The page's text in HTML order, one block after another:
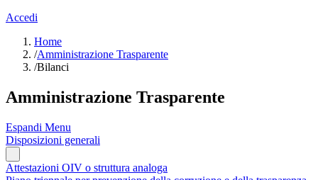
Accedi
Home
/Amministrazione Trasparente
/Bilanci
Amministrazione Trasparente
Espandi Menu
Disposizioni generali
Attestazioni OIV o struttura analoga